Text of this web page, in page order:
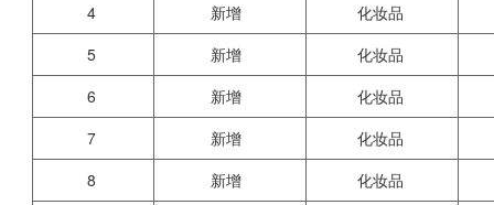
4
新增
化妆品
5
新增
化妆品
6
新增
化妆品
7
新增
化妆品
8
新增
化妆品